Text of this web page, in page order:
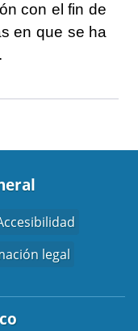
con el fin de
en que se ha
legal